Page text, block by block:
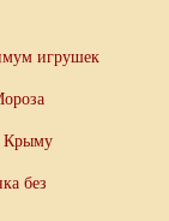
игрушек
Крыму
без